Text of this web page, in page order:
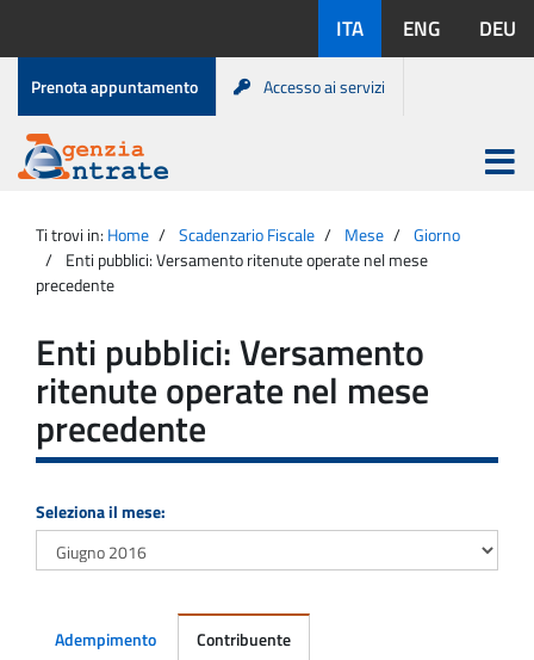
contenuto
disponibili:
ITA ENG DEU
Menu
di
servizio
Prenota appuntamento Accesso ai servizi
Agenzia
Entrate
Apri
menu
principale
Ti trovi in: Home Scadenzario Fiscale Mese
Giorno
Enti pubblici: Versamento ritenute operate nel mese
precedente
Enti pubblici: Versamento
ritenute operate nel mese
precedente
Seleziona il mese:
Adempimento Contribuente